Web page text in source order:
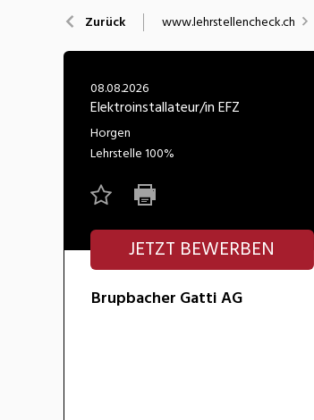
Nahrung
Wirtschaft/Verwaltung
Zurück www.lehrstellencheck.ch
08.08.2026
Elektroinstallateur/in EFZ
Horgen
Lehrstelle100%
JETZT BEWERBEN
Brupbacher Gatti AG